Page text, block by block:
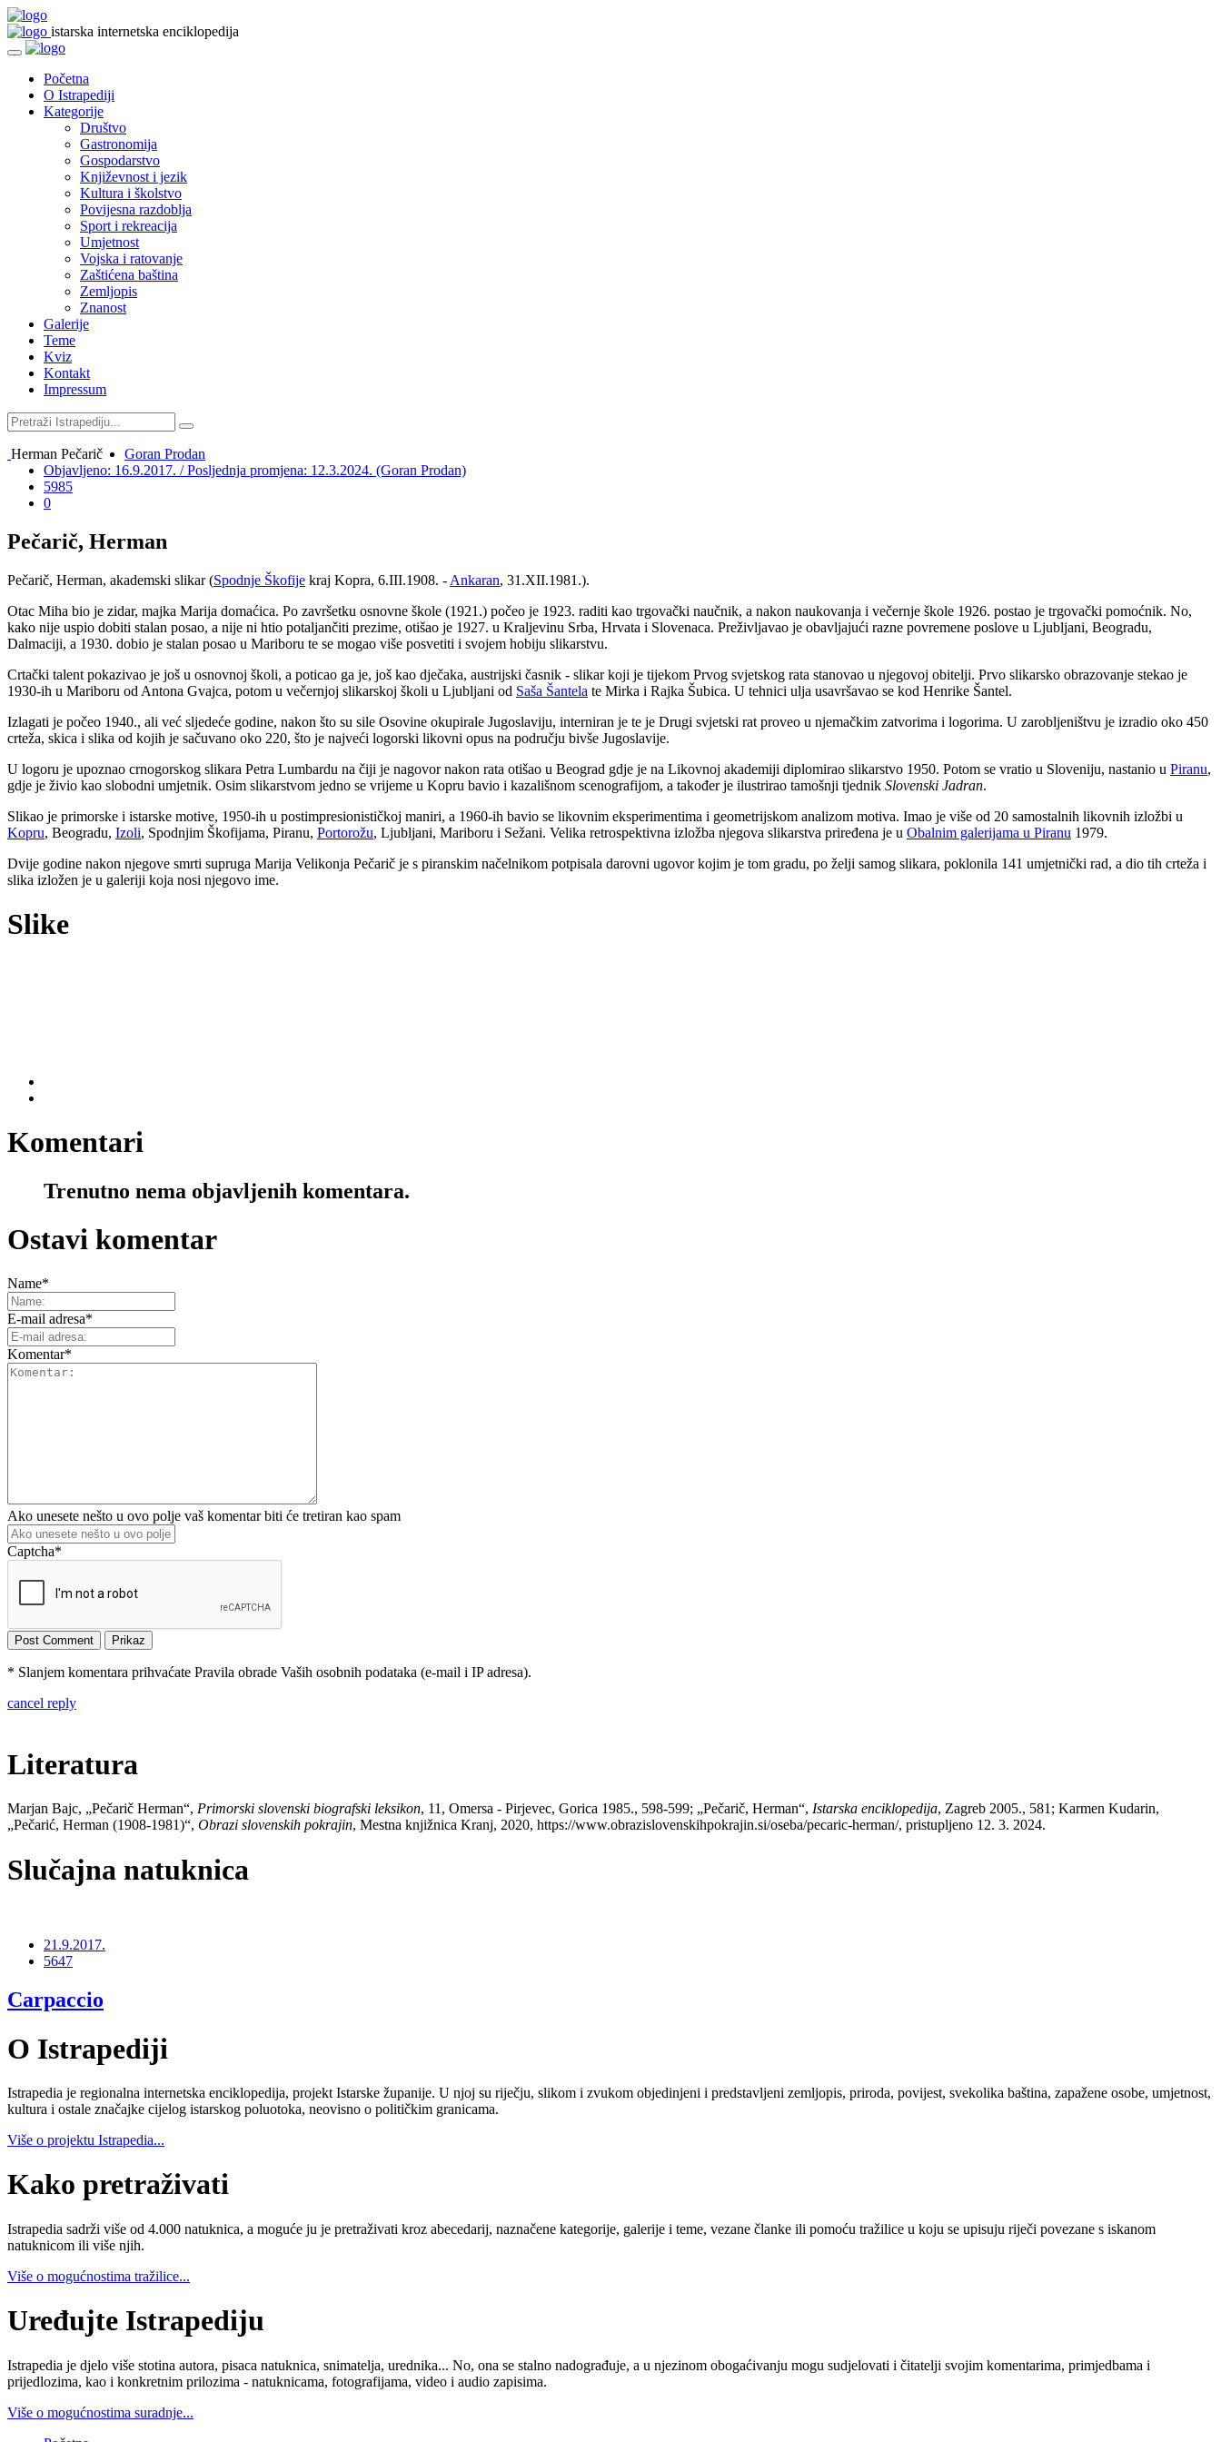
istarska internetska enciklopedija
Početna
O Istrapediji
Kategorije
Društvo
Gastronomija
Gospodarstvo
Književnost i jezik
Kultura i školstvo
Povijesna razdoblja
Sport i rekreacija
Umjetnost
Vojska i ratovanje
Zaštićena baština
Zemljopis
Znanost
Galerije
Teme
Kviz
Kontakt
Impressum
Herman Pečarič
Goran Prodan
Objavljeno: 16.9.2017. / Posljednja promjena: 12.3.2024. (Goran Prodan)
5985
0
Pečarič, Herman
Pečarič, Herman, akademski slikar (Spodnje Škofije kraj Kopra, 6.III.1908. - Ankaran, 31.XII.1981.).
Otac Miha bio je zidar, majka Marija domaćica. Po završetku osnovne škole (1921.) počeo je 1923. raditi kao trgovački naučnik, a nakon naukovanja i večernje škole 1926. postao je trgovački pomoćnik. No,
kako nije uspio dobiti stalan posao, a nije ni htio potaljančiti prezime, otišao je 1927. u Kraljevinu Srba, Hrvata i Slovenaca. Preživljavao je obavljajući razne povremene poslove u Ljubljani, Beogradu,
Dalmaciji, a 1930. dobio je stalan posao u Mariboru te se mogao više posvetiti i svojem hobiju slikarstvu.
Crtački talent pokazivao je još u osnovnoj školi, a poticao ga je, još kao dječaka, austrijski časnik - slikar koji je tijekom Prvog svjetskog rata stanovao u njegovoj obitelji. Prvo slikarsko obrazovanje stekao je
1930-ih u Mariboru od Antona Gvajca, potom u večernjoj slikarskoj školi u Ljubljani od Saša Šantela te Mirka i Rajka Šubica. U tehnici ulja usavršavao se kod Henrike Šantel.
Izlagati je počeo 1940., ali već sljedeće godine, nakon što su sile Osovine okupirale Jugoslaviju, interniran je te je Drugi svjetski rat proveo u njemačkim zatvorima i logorima. U zarobljeništvu je izradio oko 450
crteža, skica i slika od kojih je sačuvano oko 220, što je najveći logorski likovni opus na području bivše Jugoslavije.
U logoru je upoznao crnogorskog slikara Petra Lumbardu na čiji je nagovor nakon rata otišao u Beograd gdje je na Likovnoj akademiji diplomirao slikarstvo 1950. Potom se vratio u Sloveniju, nastanio u Piranu,
gdje je živio kao slobodni umjetnik. Osim slikarstvom jedno se vrijeme u Kopru bavio i kazališnom scenografijom, a također je ilustrirao tamošnji tjednik Slovenski Jadran.
Slikao je primorske i istarske motive, 1950-ih u postimpresionističkoj maniri, a 1960-ih bavio se likovnim eksperimentima i geometrijskom analizom motiva. Imao je više od 20 samostalnih likovnih izložbi u
Kopru, Beogradu, Izoli, Spodnjim Škofijama, Piranu, Portorožu, Ljubljani, Mariboru i Sežani. Velika retrospektivna izložba njegova slikarstva priređena je u Obalnim galerijama u Piranu 1979.
Dvije godine nakon njegove smrti supruga Marija Velikonja Pečarič je s piranskim načelnikom potpisala darovni ugovor kojim je tom gradu, po želji samog slikara, poklonila 141 umjetnički rad, a dio tih crteža i
slika izložen je u galeriji koja nosi njegovo ime.
Slike
Komentari
Trenutno nema objavljenih komentara.
Ostavi komentar
Name*
E-mail adresa*
Komentar*
Ako unesete nešto u ovo polje vaš komentar biti će tretiran kao spam
Captcha*
* Slanjem komentara prihvaćate Pravila obrade Vaših osobnih podataka (e-mail i IP adresa).
cancel reply
Literatura
Marjan Bajc, „Pečarič Herman“, Primorski slovenski biografski leksikon, 11, Omersa - Pirjevec, Gorica 1985., 598-599; „Pečarič, Herman“, Istarska enciklopedija, Zagreb 2005., 581; Karmen Kudarin,
„Pečarić, Herman (1908-1981)“, Obrazi slovenskih pokrajin, Mestna knjižnica Kranj, 2020, https://www.obrazislovenskihpokrajin.si/oseba/pecaric-herman/, pristupljeno 12. 3. 2024.
Slučajna natuknica
21.9.2017.
5647
Carpaccio
O Istrapediji
Istrapedia je regionalna internetska enciklopedija, projekt Istarske županije. U njoj su riječju, slikom i zvukom objedinjeni i predstavljeni zemljopis, priroda, povijest, svekolika baština, zapažene osobe, umjetnost,
kultura i ostale značajke cijelog istarskog poluotoka, neovisno o političkim granicama.
Više o projektu Istrapedia...
Kako pretraživati
Istrapedia sadrži više od 4.000 natuknica, a moguće ju je pretraživati kroz abecedarij, naznačene kategorije, galerije i teme, vezane članke ili pomoću tražilice u koju se upisuju riječi povezane s iskanom
natuknicom ili više njih.
Više o mogućnostima tražilice...
Uređujte Istrapediju
Istrapedia je djelo više stotina autora, pisaca natuknica, snimatelja, urednika... No, ona se stalno nadograđuje, a u njezinom obogaćivanju mogu sudjelovati i čitatelji svojim komentarima, primjedbama i
prijedlozima, kao i konkretnim prilozima - natuknicama, fotografijama, video i audio zapisima.
Više o mogućnostima suradnje...